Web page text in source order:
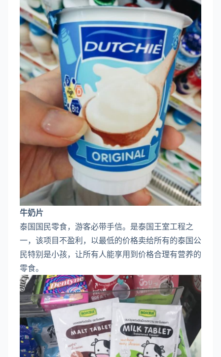
牛奶片
泰国国民零食，游客必带手信。是泰国王室工程之
一，该项目不盈利，以最低的价格卖给所有的泰国公
民特别是小孩，让所有人能享用到价格合理有营养的
零食。